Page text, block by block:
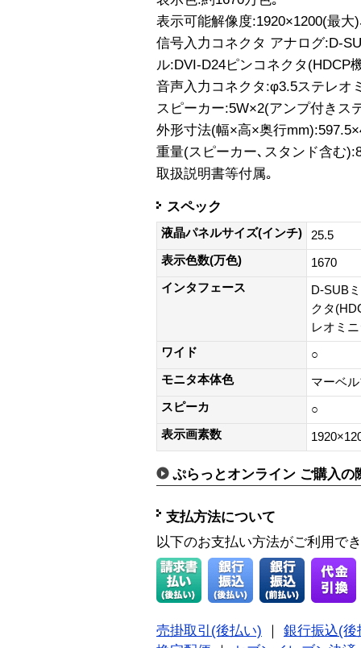
表示可能解像度:1920×1200(最大
信号入力コネクタ アナログ:D-
ル:DVI-D24ピンコネクタ(HDCP
音声入力コネクタ:φ3.5ステレオ
スピーカー:5W×2(アンプ付きス
外形寸法(幅×高×奥行
重量(スピーカー､スタンド含む
取扱説明書等付属｡
スペック
液晶パネルサイズ(インチ)
25.5
表示色数(万色)
1670
インタフェース
D-SUB
クタ
レオミ
ワイド
○
モニタ本体色
マーベ
スピーカ
○
表示画素数
ぷらっとオンライン ご購入の
支払方法について
以下のお支払い方法がご利用で
売掛取引(後払い) ｜ 銀行振込(後